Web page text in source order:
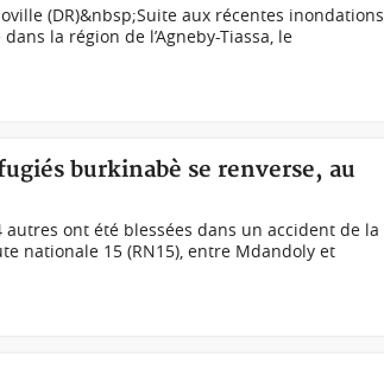
(DR)&nbsp;Suite aux récentes inondations
la région de l’Agneby-Tiassa, le
burkinabè se renverse, au
ont été blessées dans un accident de la
nationale 15 (RN15), entre Mdandoly et